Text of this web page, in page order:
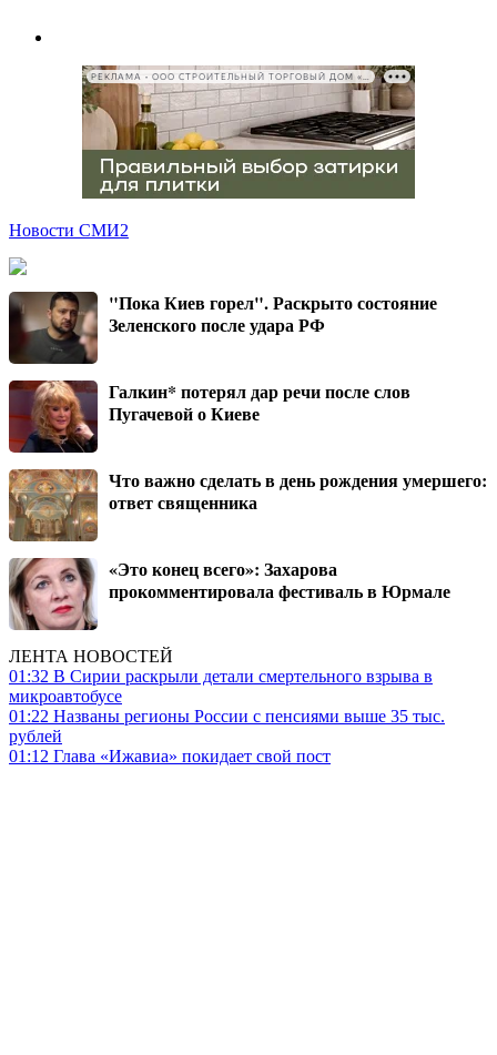
РЕКЛАМА • ООО СТРОИТЕЛЬНЫЙ ТОРГОВЫЙ ДОМ «ПЕТРОВИЧ», ИНН 7802348846
Новости СМИ2
"Пока Киев горел". Раскрыто состояние
Зеленского после удара РФ
Галкин* потерял дар речи после слов
Пугачевой о Киеве
Что важно сделать в день рождения умершего:
ответ священника
«Это конец всего»: Захарова
прокомментировала фестиваль в Юрмале
ЛЕНТА НОВОСТЕЙ
01:32 В Сирии раскрыли детали смертельного взрыва в
микроавтобусе
01:22 Названы регионы России с пенсиями выше 35 тыс.
рублей
01:12 Глава «Ижавиа» покидает свой пост